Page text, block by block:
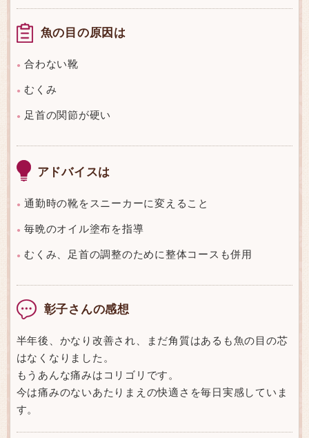
魚の目の原因は
● 合わない靴
● むくみ
● 足首の関節が硬い
アドバイスは
● 通勤時の靴をスニーカーに変えること
● 毎晩のオイル塗布を指導
● むくみ、足首の調整のために整体コースも併用
彰子さんの感想
半年後、かなり改善され、まだ角質はあるも魚の目の芯
はなくなりました。
もうあんな痛みはコリゴリです。
今は痛みのないあたりまえの快適さを毎日実感していま
す。